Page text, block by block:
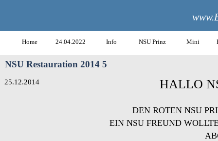
Home 24.04.2022 Info NSU Prinz Mini
NSU Restauration 2014 5
25.12.2014 HALLO
DEN ROTEN NSU
EIN NSU FREUND